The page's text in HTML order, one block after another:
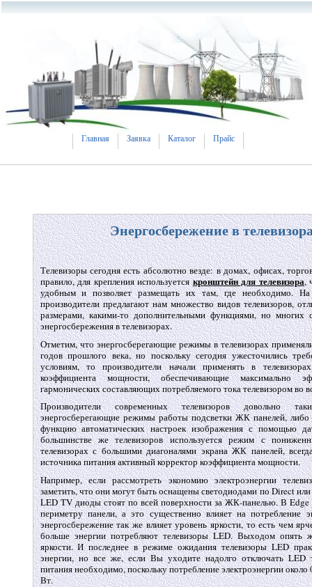
Главная Заявка Каталог Прайс
Энергосбережение в
Телевизоры сегодня есть абсолютно везде: в домах, офисах,
правило, для крепления используетсякронштейн для телевизора,
удобным и позволяет размещать их там, где необходимо.
производители предлагают нам множество видов телевизоров,
размерами, какими-то дополнительными функциями, но многих
энергосбережения в телевизорах.
Отметим, что энергосберегающие режимы в телевизорах
годов прошлого века, но поскольку сегодня ужесточились
условиям, то производители начали применять в
коэффициента мощности, обеспечивающие максимально
гармонических составляющих потребляемого тока телевизором во
Производители современных телевизоров довольно
энергосберегающие режимы работы подсветки ЖК панелей, либо
функцию автоматических настроек изображения с помощью
большинстве же телевизоров используется режим с
телевизорах с большими диагоналями экрана ЖК панелей,
источника питания активный корректор коэффициента мощности.
Например, если рассмотреть экономию электроэнергии
заметить, что они могут быть оснащены светодиодами по Direct
LED TV диоды стоят по всей поверхности за ЖК-панелью. В
периметру панели, а это существенно влияет на потребление
энергосбережение так же влияет уровень яркости, то есть чем
больше энергии потребляют телевизоры LED. Выходом опять
яркости. И последнее в режиме ожидания телевизоры LED
энергии, но все же, если Вы уходите надолго отключать LED
питания необходимо, поскольку потребление электроэнергии около
Вт.